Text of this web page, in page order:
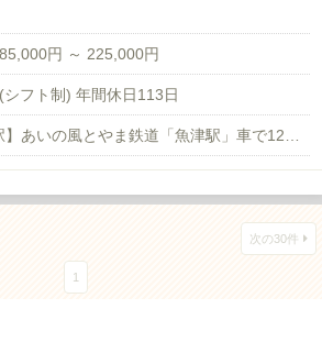
円 ～ 225,000円
シフト制) 年間休日113日
【最寄駅】あいの風とやま鉄道「魚津駅」車で12分 【車通勤】可能（駐車場代無...
次の30件
1